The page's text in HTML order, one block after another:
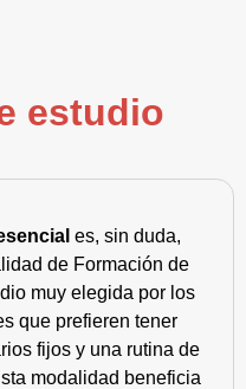
estudio
es, sin duda,
de Formación de
muy elegida por los
que prefieren tener
fijos y una rutina de
modalidad beneficia